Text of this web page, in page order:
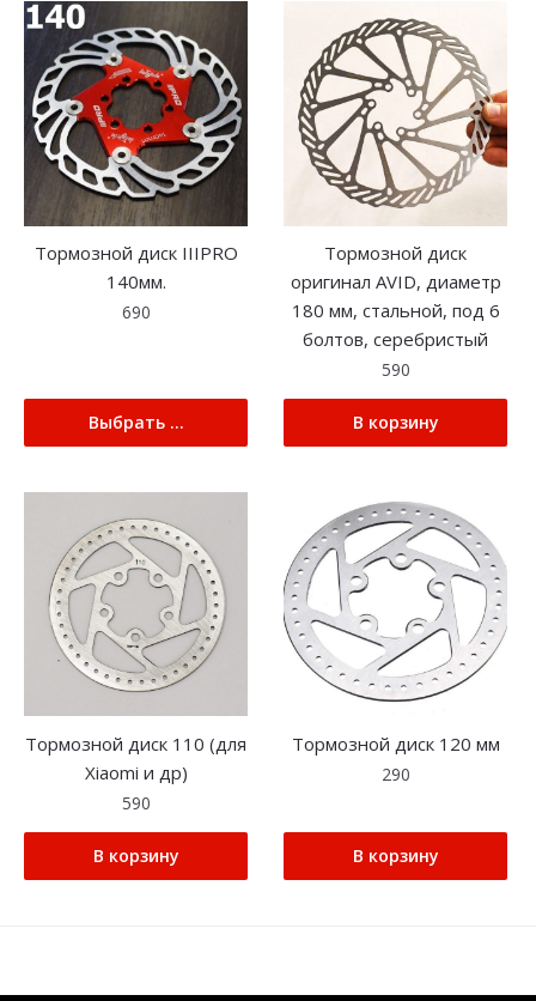
Тормозной диск IIIPRO
140мм.
690
Выбрать ...
Тормозной диск
оригинал AVID, диаметр
180 мм, стальной, под 6
болтов, серебристый
590
В корзину
Тормозной диск 110 (для
Xiaomi и др)
590
В корзину
Тормозной диск 120 мм
290
В корзину